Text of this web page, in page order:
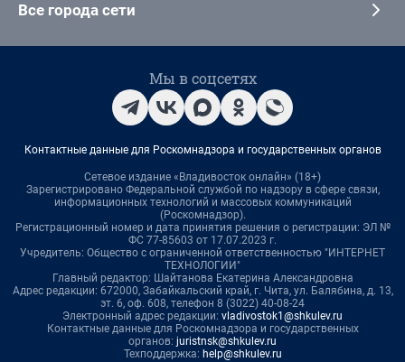
Все города сети
Мы в соцсетях
Контактные данные для Роскомнадзора и государственных органов
Сетевое издание «Владивосток онлайн» (18+)
Зарегистрировано Федеральной службой по надзору в сфере связи,
информационных технологий и массовых коммуникаций
(Роскомнадзор).
Регистрационный номер и дата принятия решения о регистрации: ЭЛ №
ФС 77-85603 от 17.07.2023 г.
Учредитель: Общество с ограниченной ответственностью "ИНТЕРНЕТ
ТЕХНОЛОГИИ"
Главный редактор: Шайтанова Екатерина Александровна
Адрес редакции: 672000, Забайкальский край, г. Чита, ул. Балябина, д. 13,
эт. 6, оф. 608, телефон 8 (3022) 40-08-24
Электронный адрес редакции: vladivostok1@shkulev.ru
Контактные данные для Роскомнадзора и государственных
органов: juristnsk@shkulev.ru
Техподдержка: help@shkulev.ru